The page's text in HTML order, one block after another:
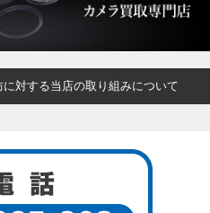
に対する当店の取り組みについて